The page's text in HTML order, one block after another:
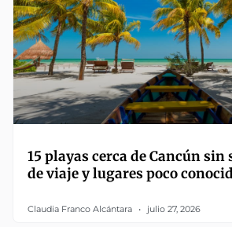
15 playas cerca de Cancún sin
de viaje y lugares poco
Claudia Franco Alcántara julio 27, 2026